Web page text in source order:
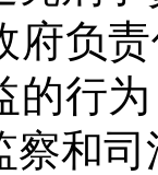
府负
的行
察和